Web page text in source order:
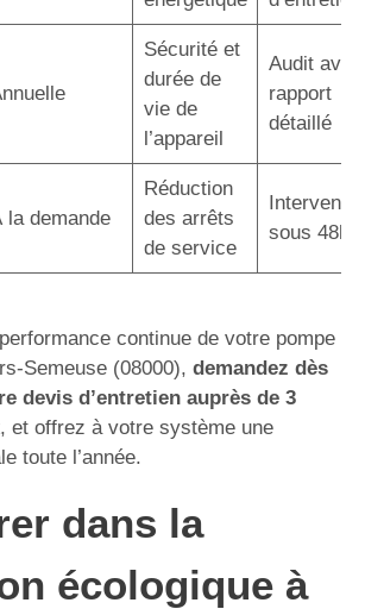
Sécurité et
durée de
vie de
l’appareil
Audit avec
rapport
détaillé
la demande
Réduction
des arrêts
de service
sous 48h
continue de votre pompe
Semeuse (08000), demandez dès
devis d’entretien auprès de 3
, et offrez à votre système une
toute l’année.
dans la
écologique à